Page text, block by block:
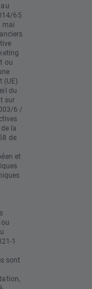
65
mai
ou
(UE)
du
sur
6 /
la
de
et
1
sont